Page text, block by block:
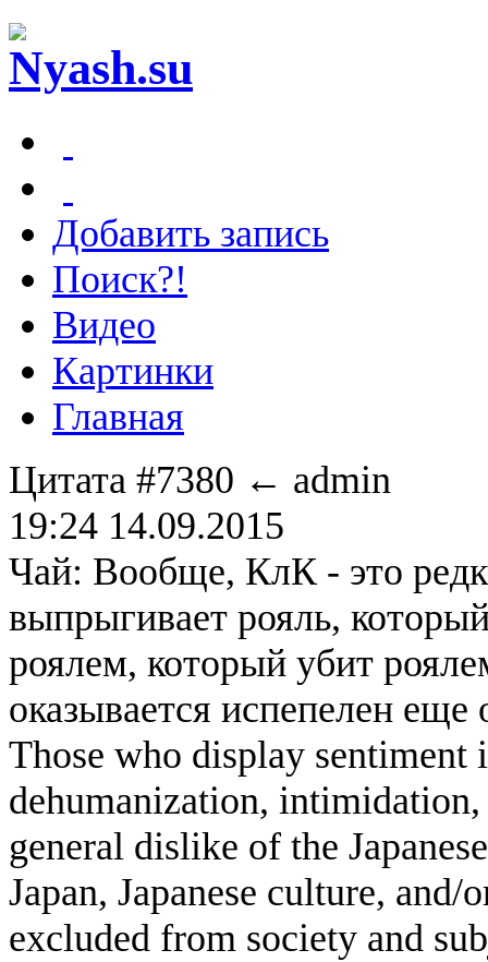
Добавить запись
Поиск?!
Видео
Картинки
Главная
Цитата #7380 ← admin
19:24 14.09.2015
Чай: Вообще, КлК - это
выпрыгивает рояль,
роялем, который убит
оказывается испепелен
Those who display
dehumanization,
general dislike of the
Japan, Japanese culture, and/
excluded from society and